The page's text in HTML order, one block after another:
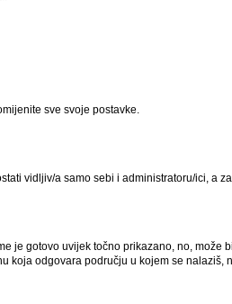
sve svoje postavke.
vidljiv/a samo sebi i administratoru/ici, a
je gotovo uvijek točno prikazano, no, može
odgovara području u kojem se nalaziš,